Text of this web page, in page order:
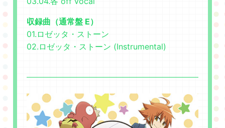
収録曲（通常盤 E）
01.ロゼッタ・ストーン
02.ロゼッタ・ストーン (Instrumental)